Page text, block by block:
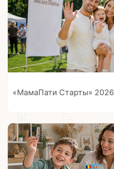
«МамаПати Старты» 2026